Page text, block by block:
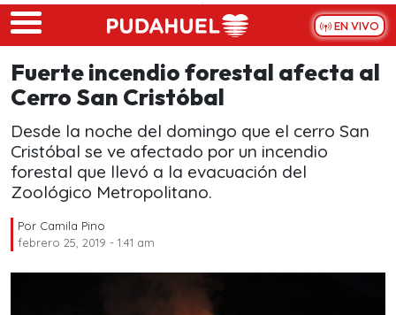
Skip to main content
EN VIVO
Fuerte incendio forestal afecta al
Cerro San Cristóbal
Desde la noche del domingo que el cerro San
Cristóbal se ve afectado por un incendio
forestal que llevó a la evacuación del
Zoológico Metropolitano.
Por Camila Pino
febrero 25, 2019 - 1:41 am